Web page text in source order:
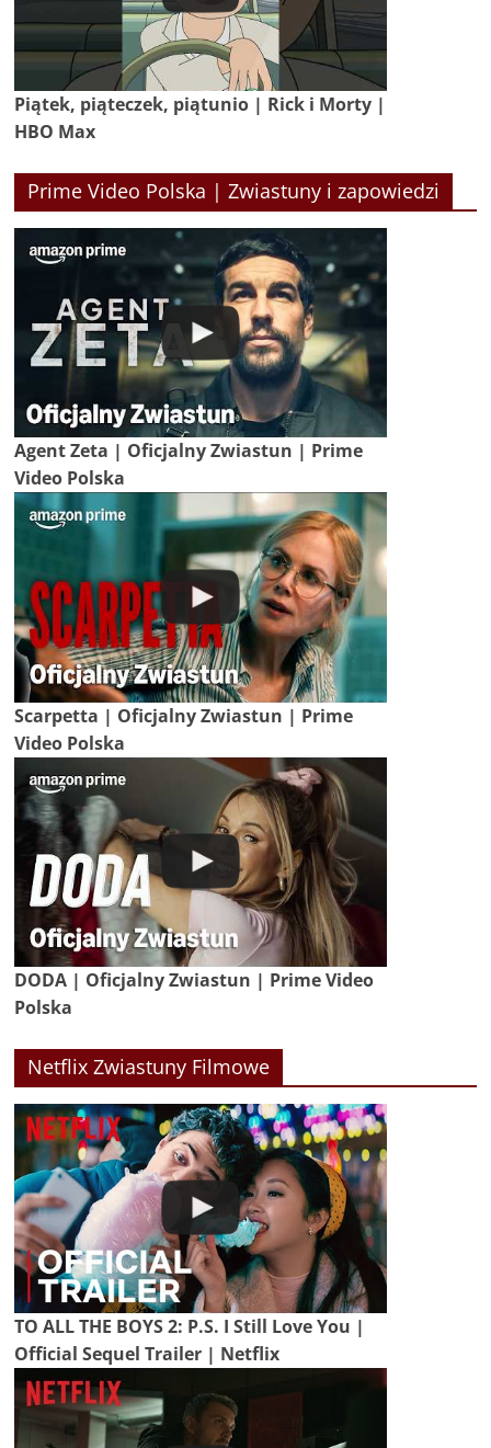
Piątek, piąteczek, piątunio | Rick i Morty |
HBO Max
Prime Video Polska | Zwiastuny i zapowiedzi
Agent Zeta | Oficjalny Zwiastun | Prime
Video Polska
Scarpetta | Oficjalny Zwiastun | Prime
Video Polska
DODA | Oficjalny Zwiastun | Prime Video
Polska
Netflix Zwiastuny Filmowe
TO ALL THE BOYS 2: P.S. I Still Love You |
Official Sequel Trailer | Netflix